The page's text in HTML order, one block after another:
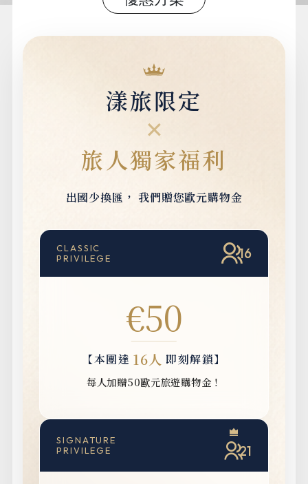
漾旅限定
✕
旅人獨家福利
出國少換匯， 我們贈您歐元購物金
CLASSIC
PRIVILEGE
16
€50
【本團達 16人 即刻解鎖】
每人加贈50歐元旅遊購物金！
SIGNATURE
PRIVILEGE
21